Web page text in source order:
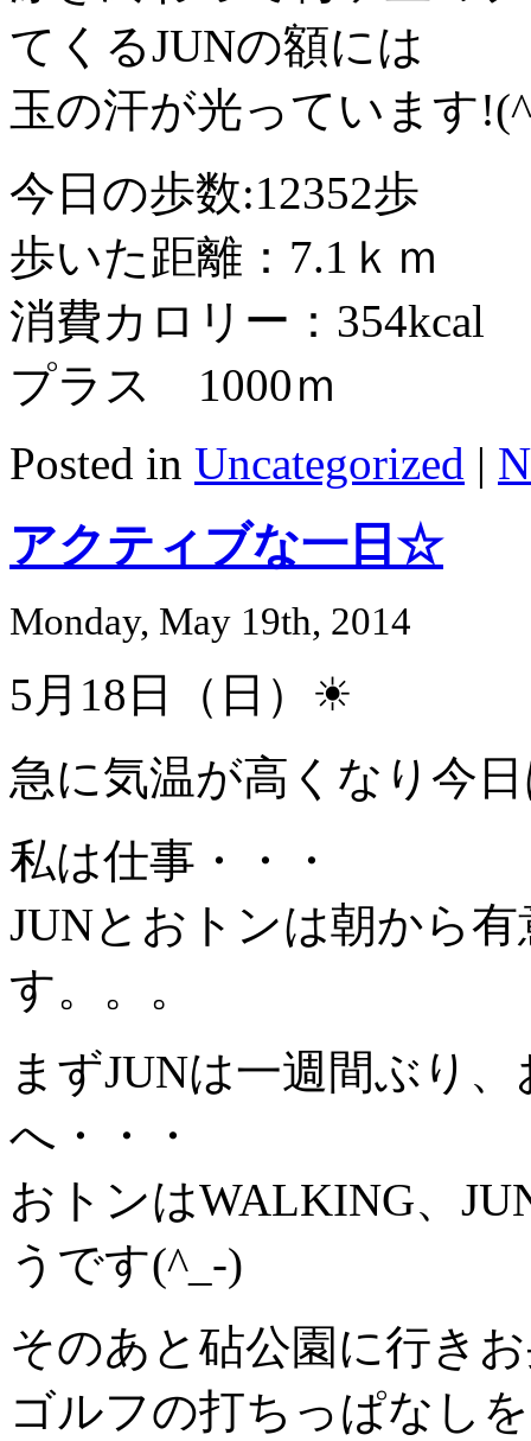
てくるJUNの額には
玉の汗が光っています
今日の歩数:12352歩
歩いた距離：7.1ｋｍ
消費カロリー：354kcal
プラス 1000ｍ
Posted in Uncategorized |
アクティブな一日☆
Monday, May 19th, 2014
5月18日（日）☀
急に気温が高くなり今
私は仕事・・・
JUNとおトンは朝から
す。。。
まずJUNは一週間ぶり
へ・・・
おトンはWALKING、
うです(^_-)
そのあと砧公園に行き
ゴルフの打ちっぱなし